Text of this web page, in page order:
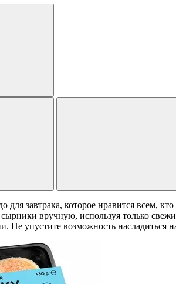
для завтрака, которое нравится всем,
вручную, используя только
Не упустите возможность насладиться